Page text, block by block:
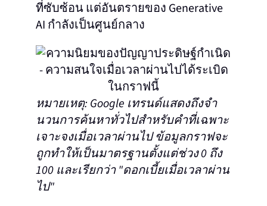
ที่ซับซ้อน แต่อันตรายของ Generative
AI กําลังเป็นศูนย์กลาง
หมายเหตุ: Google เทรนด์แสดงถึงจํา
นวนการค้นหาทั่วไปสําหรับคําที่เฉพาะ
เจาะจงเมื่อเวลาผ่านไป ข้อมูลกราฟจะ
ถูกทําให้เป็นมาตรฐานตั้งแต่ช่วง 0 ถึง
100 และเรียกว่า "ดอกเบี้ยเมื่อเวลาผ่าน
ไป"